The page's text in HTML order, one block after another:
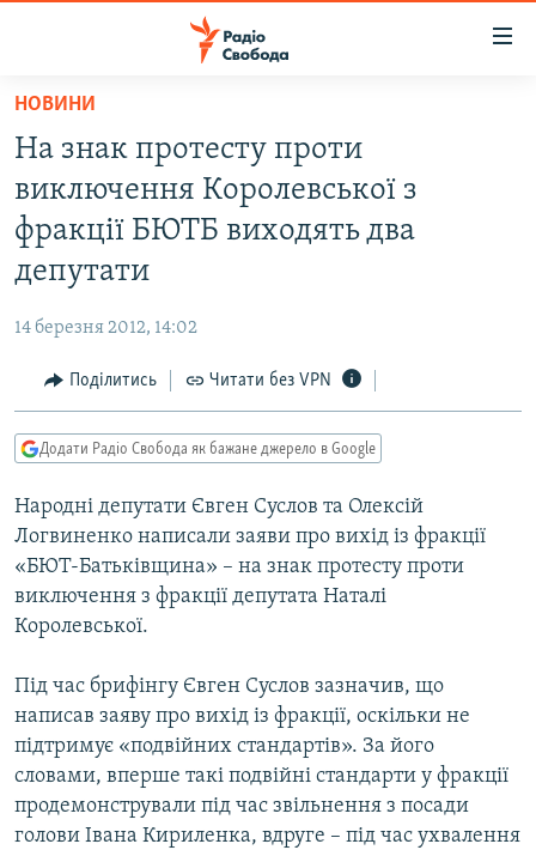
Перейти
основного
матеріалу
Перейти
до
основної
Перейти
пошуку
СТАТТІ
СУСПІЛЬСТВО
КУЛЬТУРА
СПОРТ
СВІТ
ДОНБАС.РЕАЛІЇ
КРИМ.РЕАЛІЇ
ТИ ЯК?
КИТАЙ.ВИКЛИКИ
МУЛЬТИМЕДІА
ФОТО
СПЕЦПРОЄКТИ
ПОДКАСТИ
КРИМ РЕАЛІЇ
РУС
УКР
НОВИНИ
На знак протесту проти
виключення Королевської з
фракції БЮТБ виходять два
депутати
14 березня 2012, 14:02
Поділитись Читати без VPN
Додати Радіо Свобода як бажане джерело в Google
Народні депутати Євген Суслов та Олексій
Логвиненко написали заяви про вихід із фракції
«БЮТ-Батьківщина» – на знак протесту проти
виключення з фракції депутата Наталі
Королевської.
Під час брифінгу Євген Суслов зазначив, що
написав заяву про вихід із фракції, оскільки не
підтримує «подвійних стандартів». За його
словами, вперше такі подвійні стандарти у фракції
продемонстрували під час звільнення з посади
голови Івана Кириленка, вдруге – під час ухвалення